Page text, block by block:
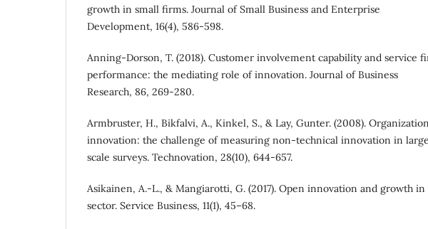
growth in small firms. Journal of Small Business and Enterprise
Development, 16(4), 586-598.
Anning-Dorson, T. (2018). Customer involvement capability and service
performance: the mediating role of innovation. Journal of Business
Research, 86, 269-280.
Armbruster, H., Bikfalvi, A., Kinkel, S., & Lay, Gunter. (2008).
innovation: the challenge of measuring non-technical innovation in
scale surveys. Technovation, 28(10), 644-657.
Asikainen, A.-L., & Mangiarotti, G. (2017). Open innovation and growth in
sector. Service Business, 11(1), 45–68.